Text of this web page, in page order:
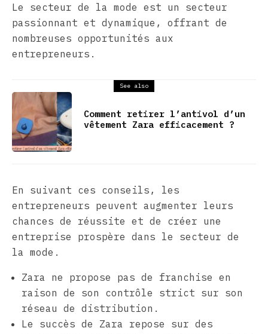
Le secteur de la mode est un secteur
passionnant et dynamique, offrant de
nombreuses opportunités aux
entrepreneurs.
See also
Comment retirer l’antivol d’un
vêtement Zara efficacement ?
En suivant ces conseils, les
entrepreneurs peuvent augmenter leurs
chances de réussite et de créer une
entreprise prospère dans le secteur de
la mode.
Zara ne propose pas de franchise en
raison de son contrôle strict sur son
réseau de distribution.
Le succès de Zara repose sur des